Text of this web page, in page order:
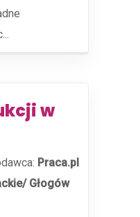
w
Praca.pl
Głogów